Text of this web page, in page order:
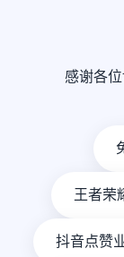
感谢各
王者荣
抖音点赞